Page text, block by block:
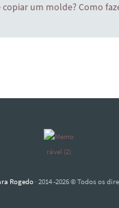
copiar um molde? Como
Rogedo · 2014 -2026 © Todos os